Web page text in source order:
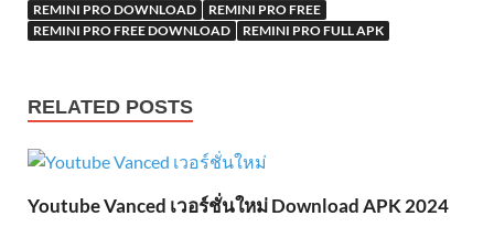
REMINI PRO DOWNLOAD
REMINI PRO FREE
REMINI PRO FREE DOWNLOAD
REMINI PRO FULL APK
RELATED POSTS
Youtube Vanced เวอร์ชั่นใหม่ Download APK 2024